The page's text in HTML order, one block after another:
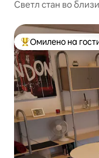
Светл стан во
Меѓу најуспешните
Омилено на